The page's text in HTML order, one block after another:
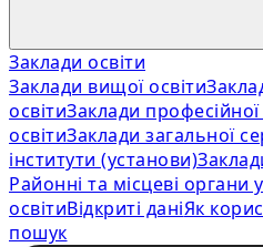
Заклади освіти
Заклади вищої освіти
освітиЗаклади
освітиЗаклади загальної
інститути (установи)
Районні та місцеві органи
освітиВідкриті даніЯк
пошук